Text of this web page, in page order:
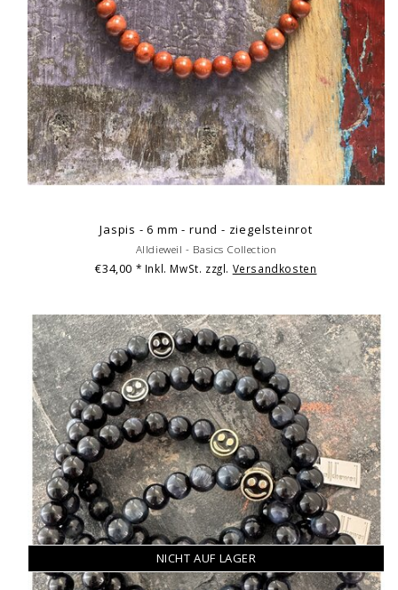
Jaspis - 6 mm - rund - ziegelsteinrot
Alldieweil - Basics Collection
€34,00 * Inkl. MwSt. zzgl. Versandkosten
NICHT AUF LAGER